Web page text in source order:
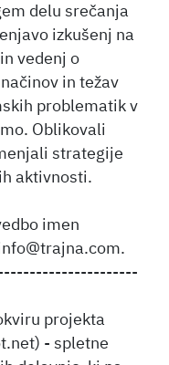
delu srečanja
izkušenj na
vedenj o
in težav
problematik v
Oblikovali
strategije
aktivnosti.
imen
projekta
- spletne